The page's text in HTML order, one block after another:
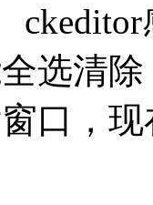
选清
口，